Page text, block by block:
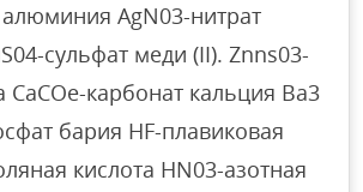
AgN03-нитрат
сульфат меди (II). Znns03-
CaCOe-карбонат кальция Ba3
бария HF-плавиковая
кислота HN03-азотная